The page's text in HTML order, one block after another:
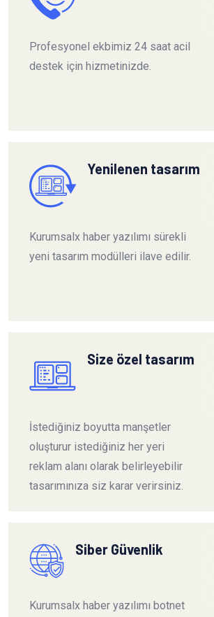
Profesyonel ekbimiz 24 saat acil
destek için hizmetinizde.
Yenilenen tasarım
Kurumsalx haber yazılımı sürekli
yeni tasarım modülleri ilave edilir.
Size özel tasarım
İstediğiniz boyutta manşetler
oluşturur istediğiniz her yeri
reklam alanı olarak belirleyebilir
tasarımınıza siz karar verirsiniz.
Siber Güvenlik
Kurumsalx haber yazılımı botnet